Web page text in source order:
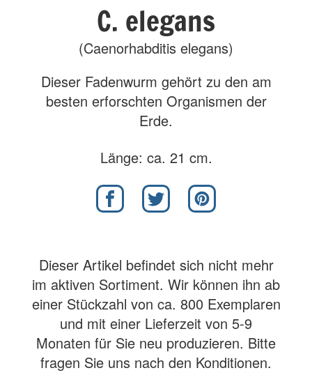
C. elegans
(Caenorhabditis elegans)
Dieser Fadenwurm gehört zu den am
besten erforschten Organismen der
Erde.
Länge: ca. 21 cm.
Dieser Artikel befindet sich nicht mehr
im aktiven Sortiment. Wir können ihn ab
einer Stückzahl von ca. 800 Exemplaren
und mit einer Lieferzeit von 5-9
Monaten für Sie neu produzieren. Bitte
fragen Sie uns nach den Konditionen.